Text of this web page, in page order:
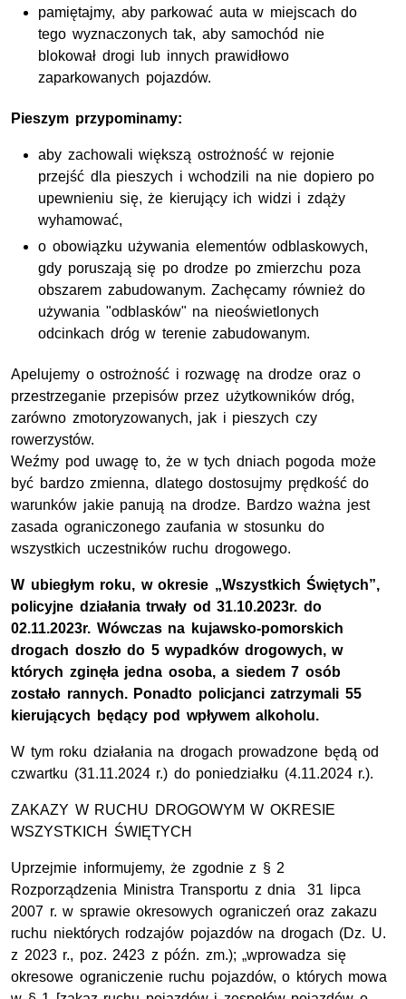
pamiętajmy, aby parkować auta w miejscach do
tego wyznaczonych tak, aby samochód nie
blokował drogi lub innych prawidłowo
zaparkowanych pojazdów.
Pieszym przypominamy:
aby zachowali większą ostrożność w rejonie
przejść dla pieszych i wchodzili na nie dopiero po
upewnieniu się, że kierujący ich widzi i zdąży
wyhamować,
o obowiązku używania elementów odblaskowych,
gdy poruszają się po drodze po zmierzchu poza
obszarem zabudowanym. Zachęcamy również do
używania "odblasków" na nieoświetlonych
odcinkach dróg w terenie zabudowanym.
Apelujemy o ostrożność i rozwagę na drodze oraz o
przestrzeganie przepisów przez użytkowników dróg,
zarówno zmotoryzowanych, jak i pieszych czy
rowerzystów.
Weźmy pod uwagę to, że w tych dniach pogoda może
być bardzo zmienna, dlatego dostosujmy prędkość do
warunków jakie panują na drodze. Bardzo ważna jest
zasada ograniczonego zaufania w stosunku do
wszystkich uczestników ruchu drogowego.
W ubiegłym roku, w okresie „Wszystkich Świętych”,
policyjne działania trwały od 31.10.2023r. do
02.11.2023r. Wówczas na kujawsko-pomorskich
drogach doszło do 5 wypadków drogowych, w
których zginęła jedna osoba, a siedem 7 osób
zostało rannych. Ponadto policjanci zatrzymali 55
kierujących będący pod wpływem alkoholu.
W tym roku działania na drogach prowadzone będą od
czwartku (31.11.2024 r.) do poniedziałku (4.11.2024 r.).
ZAKAZY W RUCHU DROGOWYM W OKRESIE
WSZYSTKICH ŚWIĘTYCH
Uprzejmie informujemy, że zgodnie z § 2
Rozporządzenia Ministra Transportu z dnia 31 lipca
2007 r. w sprawie okresowych ograniczeń oraz zakazu
ruchu niektórych rodzajów pojazdów na drogach (Dz. U.
z 2023 r., poz. 2423 z późn. zm.); „wprowadza się
okresowe ograniczenie ruchu pojazdów, o których mowa